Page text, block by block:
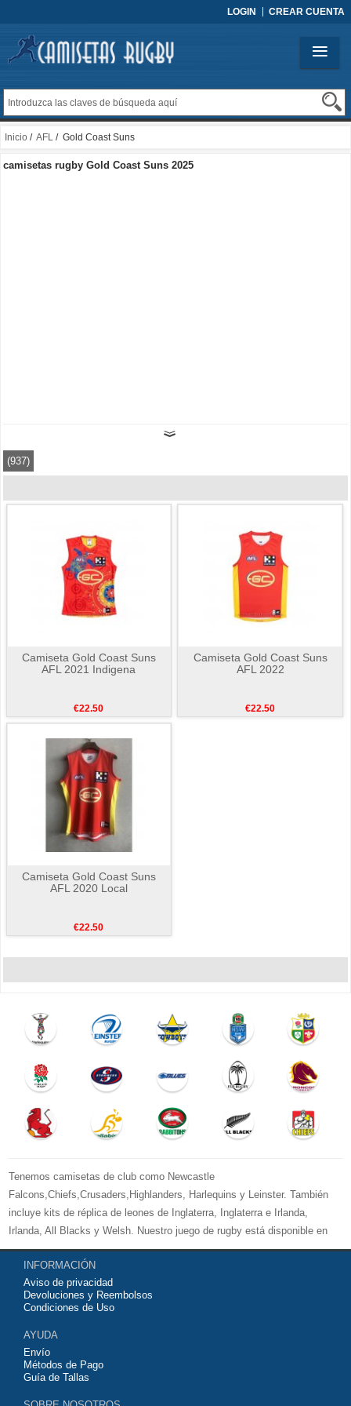
LOGIN CREAR CUENTA
Inicio / AFL / Gold Coast Suns
camisetas rugby Gold Coast Suns 2025
(937)
Camiseta Gold Coast Suns
AFL 2021 Indigena
€22.50
Camiseta Gold Coast Suns
AFL 2022
€22.50
Camiseta Gold Coast Suns
AFL 2020 Local
€22.50
Tenemos camisetas de club como Newcastle
Falcons,Chiefs,Crusaders,Highlanders, Harlequins y Leinster. También
incluye kits de réplica de leones de Inglaterra, Inglaterra e Irlanda,
Irlanda, All Blacks y Welsh. Nuestro juego de rugby está disponible en
versiones para mujeres, hombres y niños. Bienvenido a comprar su
camiseta de rugby 2026 baratas
equipo de club favorito o equipo nacional.
INFORMACIÓN
Aviso de privacidad
Devoluciones y Reembolsos
Condiciones de Uso
AYUDA
Envío
Métodos de Pago
Guía de Tallas